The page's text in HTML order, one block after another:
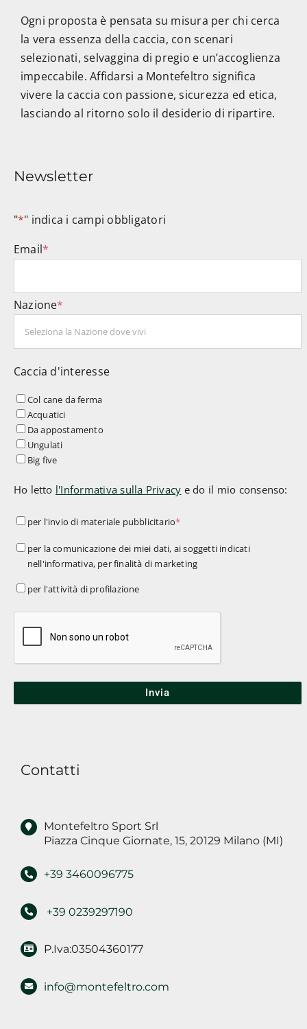
Ogni proposta è pensata su misura per chi cerca
la vera essenza della caccia, con scenari
selezionati, selvaggina di pregio e un’accoglienza
impeccabile. Affidarsi a Montefeltro significa
vivere la caccia con passione, sicurezza ed etica,
lasciando al ritorno solo il desiderio di ripartire.
Newsletter
"*" indica i campi obbligatori
Email*
Nazione*
Caccia d'interesse
Col cane da ferma
Acquatici
Da appostamento
Ungulati
Big five
Ho letto l'Informativa sulla Privacy e do il mio consenso:
per
pubblicitario*
per l'invio di materiale pubblicitario*
per
comunicazione
di
per la comunicazione dei miei dati, ai soggetti indicati
nell'informativa, per finalità di marketing
per
di
profilazione
per l'attività di profilazione
Contatti
Montefeltro Sport Srl
Piazza Cinque Giornate, 15, 20129 Milano (MI)
+39 3460096775
+39 0239297190
P.Iva:03504360177
info@montefeltro.com